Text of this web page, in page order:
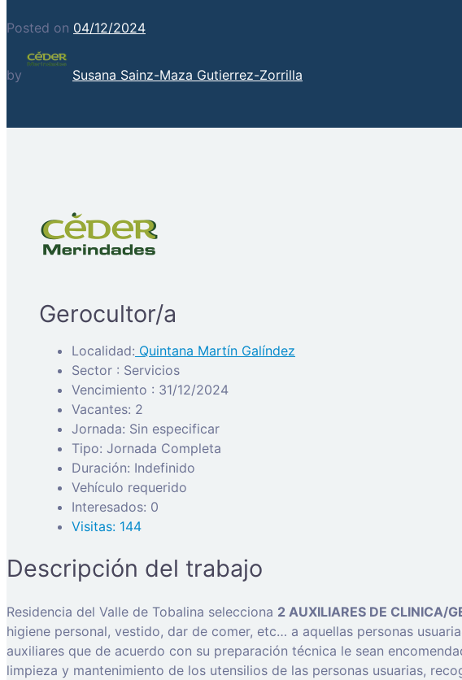
Posted on 04/12/2024
by Susana Sainz-Maza Gutierrez-Zorrilla
Gerocultor/a
Localidad: Quintana Martín Galíndez
Sector : Servicios
Vencimiento : 31/12/2024
Vacantes: 2
Jornada: Sin especificar
Tipo: Jornada Completa
Duración: Indefinido
Vehículo requerido
Interesados: 0
Visitas: 144
Descripción del trabajo
Residencia del Valle de Tobalina selecciona 2 AUXILIARES DE CLINICA/
higiene personal, vestido, dar de comer, etc… a aquellas personas
auxiliares que de acuerdo con su preparación técnica le sean
limpieza y mantenimiento de los utensilios de las personas usuarias,